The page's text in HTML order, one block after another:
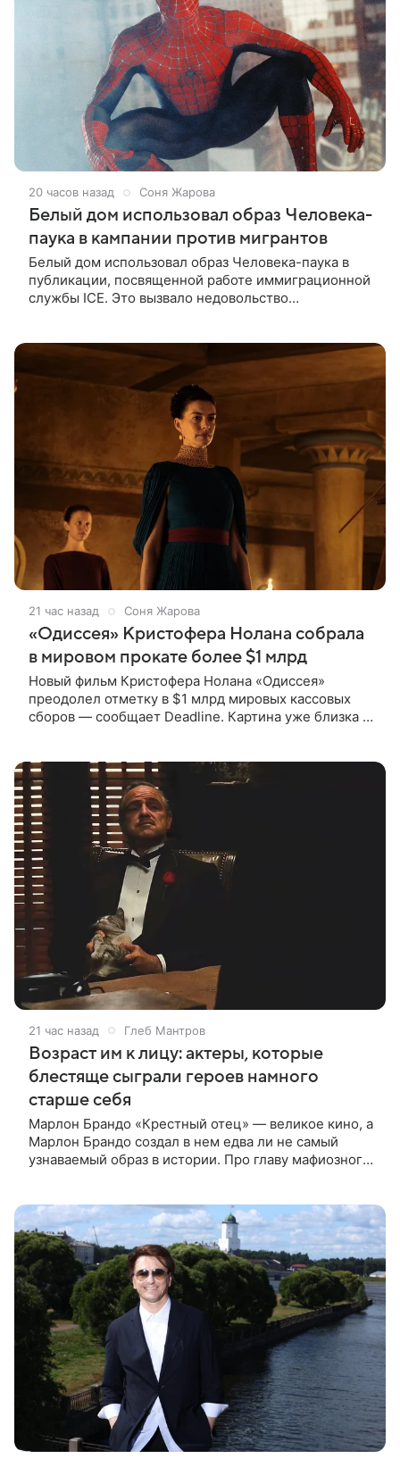
20 часов назад Соня Жарова
Белый дом использовал образ Человека-
паука в кампании против мигрантов
Белый дом использовал образ Человека-паука в
публикации, посвященной работе иммиграционной
службы ICE. Это вызвало недовольство
21 час назад Соня Жарова
«Одиссея» Кристофера Нолана собрала
в мировом прокате более $1 млрд
Новый фильм Кристофера Нолана «Одиссея»
преодолел отметку в $1 млрд мировых кассовых
сборов — сообщает Deadline. Картина уже близка к
21 час назад Глеб Мантров
Возраст им к лицу: актеры, которые
блестяще сыграли героев намного
старше себя
Марлон Брандо «Крестный отец» — великое кино, а
Марлон Брандо создал в нем едва ли не самый
узнаваемый образ в истории. Про главу мафиозного